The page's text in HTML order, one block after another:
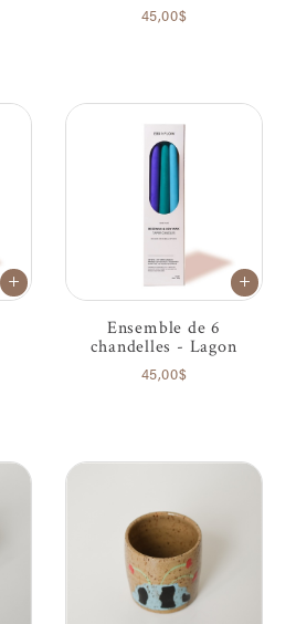
45,00$
Ensemble de 6
chandelles - Lagon
45,00$